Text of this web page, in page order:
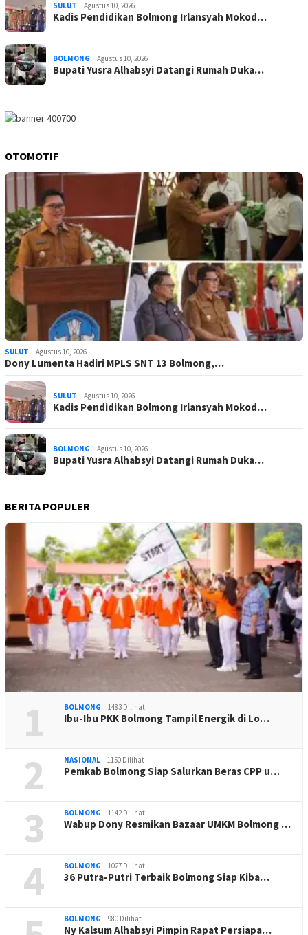
SULUT Agustus 10, 2026
Kadis Pendidikan Bolmong Irlansyah Mokod…
BOLMONG Agustus 10, 2026
Bupati Yusra Alhabsyi Datangi Rumah Duka…
OTOMOTIF
SULUT Agustus 10, 2026
Dony Lumenta Hadiri MPLS SNT 13 Bolmong,…
SULUT Agustus 10, 2026
Kadis Pendidikan Bolmong Irlansyah Mokod…
BOLMONG Agustus 10, 2026
Bupati Yusra Alhabsyi Datangi Rumah Duka…
BERITA POPULER
1 BOLMONG 1483 Dilihat
Ibu-Ibu PKK Bolmong Tampil Energik di Lo…
2 NASIONAL 1150 Dilihat
Pemkab Bolmong Siap Salurkan Beras CPP u…
3 BOLMONG 1142 Dilihat
Wabup Dony Resmikan Bazaar UMKM Bolmong …
4 BOLMONG 1027 Dilihat
36 Putra-Putri Terbaik Bolmong Siap Kiba…
BOLMONG 980 Dilihat
Ny Kalsum Alhabsyi Pimpin Rapat Persiapa…